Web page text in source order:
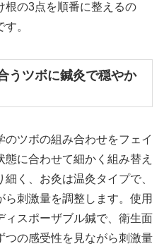
根の3点を順番に整えるの
。
ツボに鍼灸で穏やか
ツボの組み合わせをフェイ
に合わせて細かく組み替え
く、お灸は温灸タイプで、
刺激量を調整します。使用
ィスポーザブル鍼で、衛生面
つの感受性を見ながら刺激量